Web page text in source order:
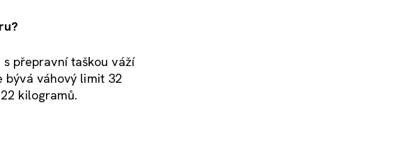
přepravní taškou váží
bývá váhový limit 32
kilogramů.